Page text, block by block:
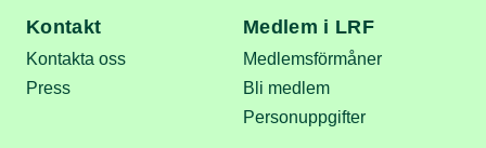
Kontakt
Kontakta oss
Press
Medlem i LRF
Medlemsförmåner
Bli medlem
Personuppgifter